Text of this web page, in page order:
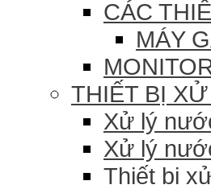
CÁC
MÁY
THIẾT BỊ
Xử lý
Xử lý
Thiết bị